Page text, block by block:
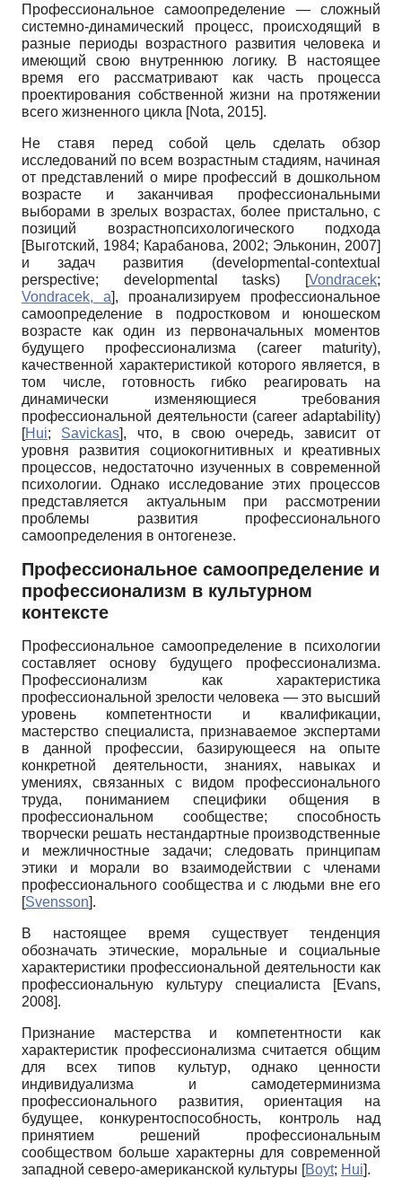
Профессиональное самоопределение — сложный
системно-динамический процесс, происходящий в
разные периоды возрастного развития человека и
имеющий свою внутреннюю логику. В настоящее
время его рассматривают как часть процесса
проектирования собственной жизни на протяжении
всего жизненного цикла [Nota, 2015].
Не ставя перед собой цель сделать обзор
исследований по всем возрастным стадиям, начиная
от представлений о мире профессий в дошкольном
возрасте и заканчивая профессиональными
выборами в зрелых возрастах, более пристально, с
позиций возрастно­психологического подхода
[Выготский, 1984; Карабанова, 2002; Эльконин, 2007]
и задач развития (developmental -contextual
perspective; developmental tasks) [Vondracek;
Vondracek, а], проанализируем профессиональное
самоопределение в подростковом и юношеском
возрасте как один из первоначальных моментов
будущего профессионализма (career maturity),
качественной характеристикой которого является, в
том числе, готовность гибко реагировать на
динамически изменяющиеся требования
профессиональной деятельности (career adaptability)
[Hui; Savickas], что, в свою очередь, зависит от
уровня развития социокогнитивных и креативных
процессов, недостаточно изученных в современной
психологии. Однако исследование этих процессов
представляется актуальным при рассмотрении
проблемы развития профессионального
самоопределения в онтогенезе.
Профессиональное самоопределение и
профессионализм в культурном
контексте
Профессиональное самоопределение в психологии
составляет основу будущего профессионализма.
Профессионализм как характеристика
профессиональной зрелости человека — это высший
уровень компетентности и квалификации,
мастерство специалиста, признаваемое экспертами
в данной профессии, базирующееся на опыте
конкретной деятельности, знаниях, навыках и
умениях, связанных с видом профессионального
труда, пониманием специфики общения в
профессиональном сообществе; способность
творчески решать нестандартные производственные
и межличностные задачи; следовать принципам
этики и морали во взаимодействии с членами
профессионального сообщества и с людьми вне его
[Svensson].
В настоящее время существует тенденция
обозначать этические, моральные и социальные
характеристики профессиональной деятельности как
профессиональную культуру специалиста
[Evans,
2008].
Признание мастерства и компетентности как
характеристик профессионализма считается общим
для всех типов культур, однако ценности
индивидуализма и самодетерминизма
профессионального развития, ориентация на
будущее, конкурентоспособность, контроль над
принятием решений профессиональным
сообществом больше характерны для современной
западной северо-американской культуры [Boyt; Hui].